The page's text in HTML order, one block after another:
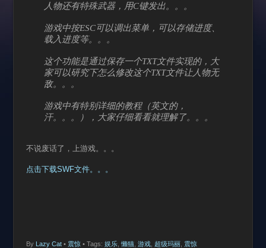
人物还有特殊武器，用C键发出。。。
游戏中按ESC可以调出菜单，可以存储进度、
载入进度等。。。
这个功能是通过保存一个TXT文件实现的，大
家可以研究下怎么修改这个TXT文件让人物无
敌。。。
游戏中有特别详细的教程（英文的，
汗。。。），大家仔细看看就理解了。。。
不说废话了，上游戏。。。
点击下载SWF文件。。。
By Lazy Cat• 震惊 • Tags: 娱乐, 懒猫, 游戏, 超级玛丽, 震惊